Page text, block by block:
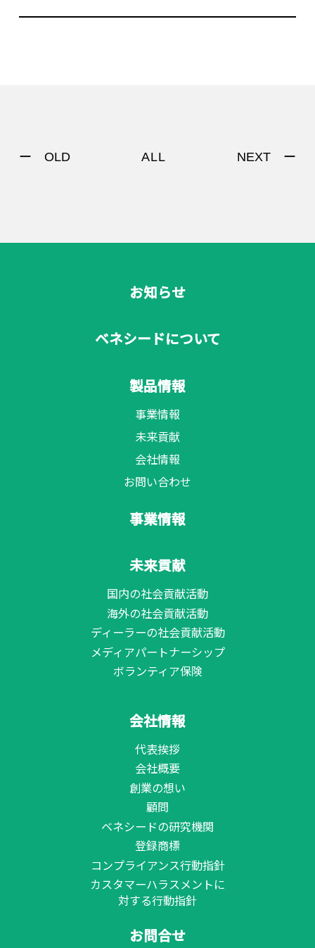
ー OLD ALL NEXT ー
お知らせ
ベネシードについて
製品情報
事業情報
未来貢献
会社情報
お問い合わせ
事業情報
未来貢献
国内の社会貢献活動
海外の社会貢献活動
ディーラーの社会貢献活動
メディアパートナーシップ
ボランティア保険
会社情報
代表挨拶
会社概要
創業の想い
顧問
ベネシードの研究機関
登録商標
コンプライアンス行動指針
カスタマーハラスメントに
対する行動指針
お問合せ